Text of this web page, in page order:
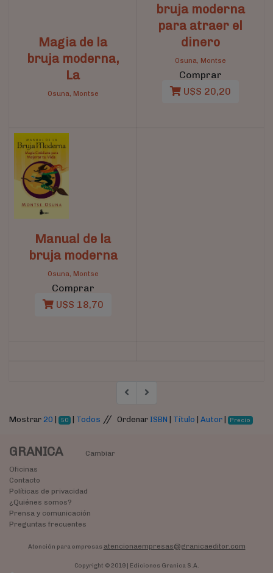
Magia de la
bruja moderna,
La
Osuna, Montse
bruja moderna
para atraer el
dinero
Osuna, Montse
Comprar
U$S 20,20
Manual de la
bruja moderna
Osuna, Montse
Comprar
U$S 18,70
Mostrar 20 50 | Todos // Ordenar ISBN Título Autor| Precio
GRANICA
Cambiar
Oficinas
Contacto
Políticas de privacidad
¿Quiénes somos?
Prensa y comunicación
Preguntas frecuentes
Atención para empresas atencionaempresas@granicaeditor.com
Copyright © 2019 | Ediciones Granica S.A.